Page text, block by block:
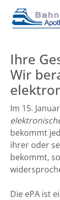
Ihre
Wir
Im 15.
bekommt
ihrer oder
bekommt,
Die ePA ist